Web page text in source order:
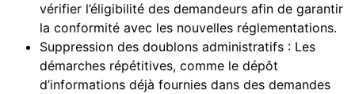
vérifier l’éligibilité des demandeurs afin de garantir
la conformité avec les nouvelles réglementations.
Suppression des doublons administratifs : Les
démarches répétitives, comme le dépôt
d’informations déjà fournies dans des demandes